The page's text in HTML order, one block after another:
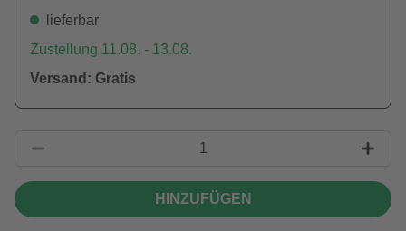
lieferbar
Zustellung 11.08. - 13.08.
Versand: Gratis
HINZUFÜGEN